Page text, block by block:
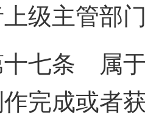
级主管部
条 属于
完成或者